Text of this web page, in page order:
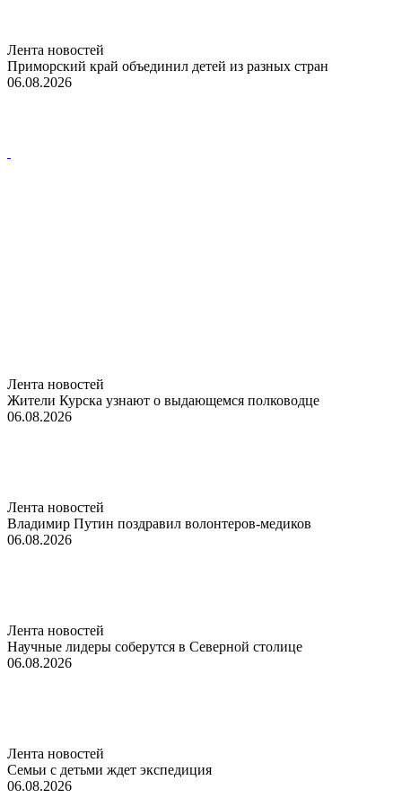
Лента новостей
Приморский край объединил детей из разных стран
06.08.2026
Лента новостей
Жители Курска узнают о выдающемся полководце
06.08.2026
Лента новостей
Владимир Путин поздравил волонтеров-медиков
06.08.2026
Лента новостей
Научные лидеры соберутся в Северной столице
06.08.2026
Лента новостей
Семьи с детьми ждет экспедиция
06.08.2026